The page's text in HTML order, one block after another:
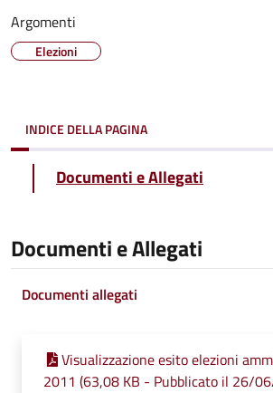
Argomenti
Elezioni
INDICE DELLA PAGINA
Documenti e Allegati
Documenti e Allegati
Documenti allegati
Visualizzazione esito elezioni
2011 (63,08 KB - Pubblicato il 26/